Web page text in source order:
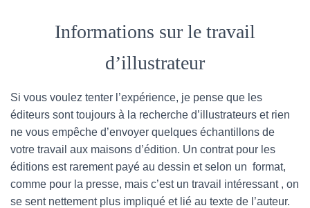
Informations sur le travail
d’illustrateur
Si vous voulez tenter l’expérience, je pense que les
éditeurs sont toujours à la recherche d’illustrateurs et rien
ne vous empêche d’envoyer quelques échantillons de
votre travail aux maisons d’édition. Un contrat pour les
éditions est rarement payé au dessin et selon un format,
comme pour la presse, mais c’est un travail intéressant , on
se sent nettement plus impliqué et lié au texte de l’auteur.